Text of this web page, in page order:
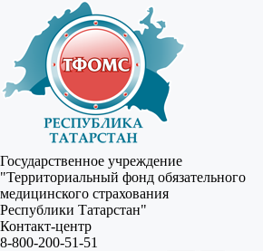
Государственное учреждение
"Территориальный фонд обязательного
медицинского страхования
Республики Татарстан"
Контакт-центр
8-800-200-51-51